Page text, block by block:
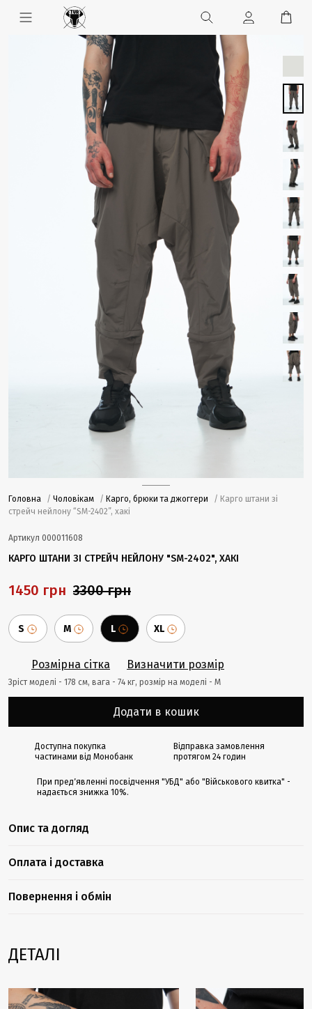
Головна / Чоловікам / Карго, брюки та джоггери
/ Карго штани зі
стрейч нейлону “SM-2402”, хакі
Артикул 000011608
КАРГО ШТАНИ ЗІ СТРЕЙЧ НЕЙЛОНУ "SM-2402", ХАКІ
1450 грн 3300 грн
S M L XL
Розмірна сітка Визначити розмір
Зріст моделі - 178 cм, вага - 74 кг, розмір на моделі - М
Додати в кошик
Доступна покупка
частинами від Монобанк
Відправка замовлення
протягом 24 годин
При предʼявленні посвідчення "УБД" або "Військового квитка" -
надається знижка 10%.
Опис та догляд
Оплата і доставка
Повернення і обмін
ДЕТАЛІ